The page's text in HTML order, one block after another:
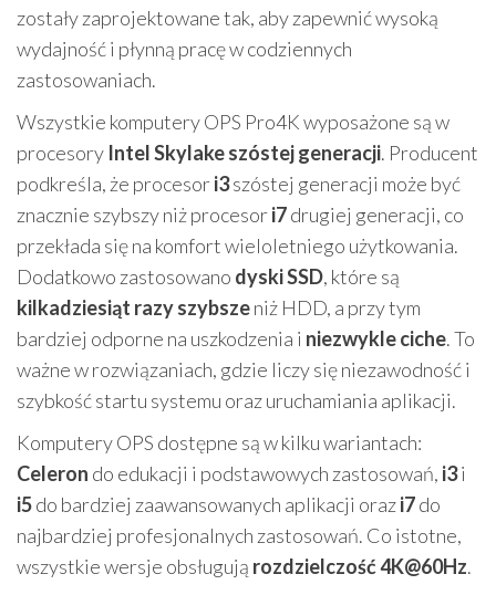
zostały zaprojektowane tak, aby zapewnić wysoką
wydajność i płynną pracę w codziennych
zastosowaniach.
Wszystkie komputery OPS Pro4K wyposażone są w
procesory Intel Skylake szóstej generacji. Producent
podkreśla, że procesori3szóstej generacji może być
znacznie szybszy niż procesori7drugiej generacji, co
przekłada się na komfort wieloletniego użytkowania.
Dodatkowo zastosowano dyski SSD, które są
kilkadziesiąt razy szybszeniż HDD, a przy tym
bardziej odporne na uszkodzenia i niezwykle ciche. To
ważne w rozwiązaniach, gdzie liczy się niezawodność i
szybkość startu systemu oraz uruchamiania aplikacji.
Komputery OPS dostępne są w kilku wariantach:
Celeron do edukacji i podstawowych zastosowań, i3i
i5do bardziej zaawansowanych aplikacji orazi7do
najbardziej profesjonalnych zastosowań. Co istotne,
wszystkie wersje obsługują rozdzielczość 4K@60Hz.